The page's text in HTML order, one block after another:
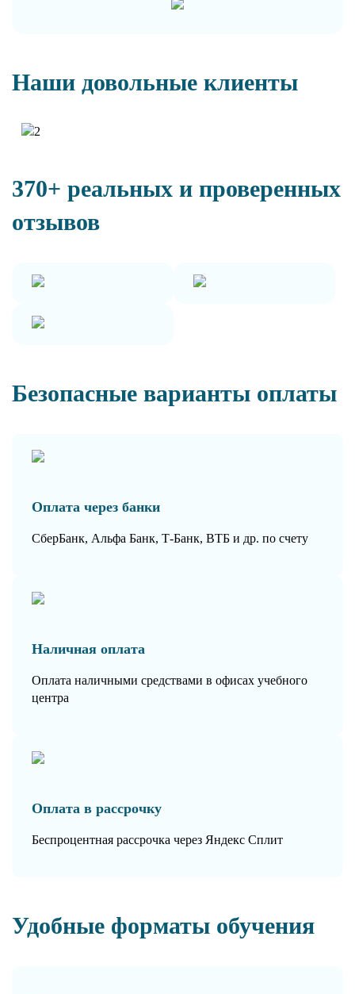
Наши довольные клиенты
370+ реальных и проверенных
отзывов
Безопасные варианты оплаты
Оплата через банки
СберБанк, Альфа Банк, Т-Банк, ВТБ и др. по счету
Наличная оплата
Оплата наличными средствами в офисах учебного
центра
Оплата в рассрочку
Беспроцентная рассрочка через Яндекс Сплит
Удобные форматы обучения